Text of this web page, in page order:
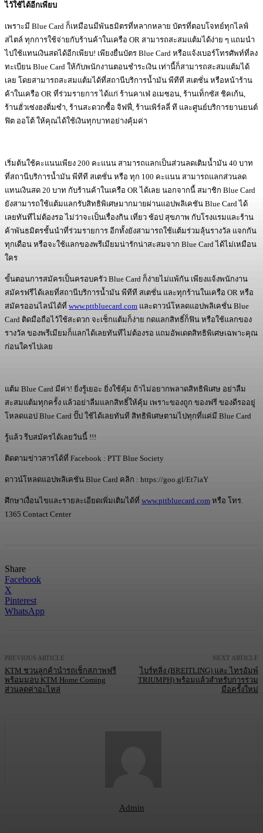
ไว้ใช้ได้อีกเพียบ
เพราะมี Blue Card ก็เหมือนมีพันธมิตรที่หลากหลาย บัตรที่ตอบโจทย์ทุกไลฟ์
สไตล์ ทุกการใช้จ่ายกับร้านค้าในเครือ OR สามารถสะสมแต้มได้ง่าย ๆ แถมนำ
ไปใช้แทนเงินสดได้อีกเพียบ! เพียงยื่นบัตร Blue Card หรือแจ้งเบอร์โทรศัพท์ที่ลง
ทะเบียน Blue Card ให้กับพนักงานตอนชำระเงิน เท่านี้ก็สามารถสะสมแต้มได้
เลย โดยสามารถสะสมแต้มได้ที่สถานีบริการน้ำมัน พีทีที สเตชั่น หรือหน้าร้าน
ค้าในเครือ OR ที่ร่วมรายการ ได้แก่ ร้านคาเฟ่ อเมซอน, ร้านเท็กซัส ชิคเก้น,
ร้านฮั่วเซ่งฮงติ่มซำ, ร้านสะดวกซื้อ จิฟฟี่, ร้านเพิร์ลลี่ ที และศูนย์บริการยานยนต์
ฟิต ออโต้ ให้คุณได้ใช้เงินทุกบาทอย่างคุ้มค่า
เริ่มต้นใช้คะแนนเพียง 200 คะแนน สามารถแลกเป็นส่วนลดเติมน้ำมัน 40 บาท
ที่สถานีบริการน้ำมัน พีทีที สเตชั่น หรือ ทุก 100 คะแนน สามารถแลกส่วนลด
แทนเงินสด 20 บาท กับร้านค้าในเครือ OR ได้เลย นอกจากนี้ สมาชิก Blue Card
ยังสามารถใช้แต้มแลกรับสิทธิพิเศษมากมายผ่านแอปพลิเคชัน Blue Card ได้
เลยทันทีไม่ต้องรอ ไม่ว่าจะเป็นเรื่องกิน เที่ยว ช้อป สุขภาพ กับโรงแรมและร้าน
ค้าพันธมิตรชั้นนำที่ร่วมรายการ อีกทั้งยังสามารถใช้แต้มร่วมลุ้นรางวัล แจกกัน
ทุกเดือน หรือจะใช้แลกของพรีเมียมน่ารักน่าสะสมจาก Blue Card ได้ไม่เหมือน
ใคร
ขั้นตอนการสมัครเป็นครอบครัว Blue Card ก็ง่ายไม่แพ้กัน เพียงแจ้งพนักงาน
สมัครฟรีได้เลยที่สถานีบริการน้ำมัน พีทีที สเตชั่น และทุกร้านในเครือ OR หรือ
สมัครออนไลน์ได้ที่ www.pttbluecard.com และดาวน์โหลดแอปพลิเคชั่น Blue
Card ติดมือถือไว้ใช้สะดวก จะเช็กแต้มก็ง่าย กดแลกสิทธิ์ก็ฟิน หรือใช้แลกของ
รางวัล ของพรีเมียมก็แลกได้เลยทันทีไม่ต้องรอ แถมอัพเดตสิทธิพิเศษเฉพาะคุณ
ก่อนใครไปเลย
แต้ม Blue Card มีค่า! ยิ่งรู้เยอะ ยิ่งใช้คุ้ม ถ้าไม่อยากพลาดสิทธิพิเศษ อย่าลืม
สะสมแต้มทุกครั้ง แล้วอย่าลืมแลกสิทธิ์ให้คุ้ม เพราะของถูก ของฟรี ของดีรออยู่
โหลดแอป Blue Card ปั๊ป ใช้ได้เลยทันที สิทธิพิเศษตามไปทุกที่แค่มี Blue Card
รู้แล้ว รีบสมัครได้เลยวันนี้ !!!
ติดตามข่าวสารได้ที่ Facebook : PTT Blue Society
ดาวน์โหลดแอปพลิเคชัน Blue Card คลิก : https://goo.gl/Et7iaY
ศึกษาเงื่อนไขและรายละเอียดเพิ่มเติมได้ที่ www.pttbluecard.com หรือ โทร.
1365 Contact Center
Share
Facebook
X
Pinterest
WhatsApp
PREVIOUS ARTICLE
KTM ชวนลูกค้านำรถเช็กสภาพฟรี
พร้อมมอบ KTM Home Coming
ส่วนลดค่าอะไหล่
NEXT ARTICLE
ไบร์ทลิ่ง (BREITLING) และ ไทรอัมพ์
TRIUMPH) พร้อมแล้วสำหรับการร่วม
มือครั้งใหม่
Admin